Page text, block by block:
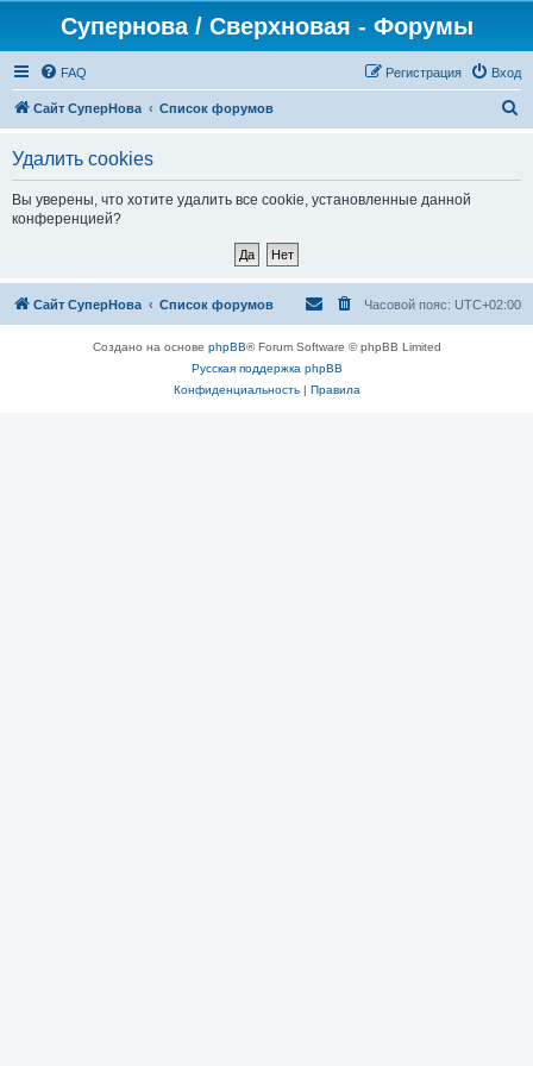
Супернова / Сверхновая - Форумы
FAQ Вход
Регистрация
Сайт СуперНова Список форумов
Удалить cookies
Вы уверены, что хотите удалить все cookie, установленные данной
конференцией?
Сайт СуперНова Список форумов Часовой пояс: UTC+02:00
Создано на основе phpBB® Forum Software © phpBB Limited
Русская поддержка phpBB
Конфиденциальность| Правила